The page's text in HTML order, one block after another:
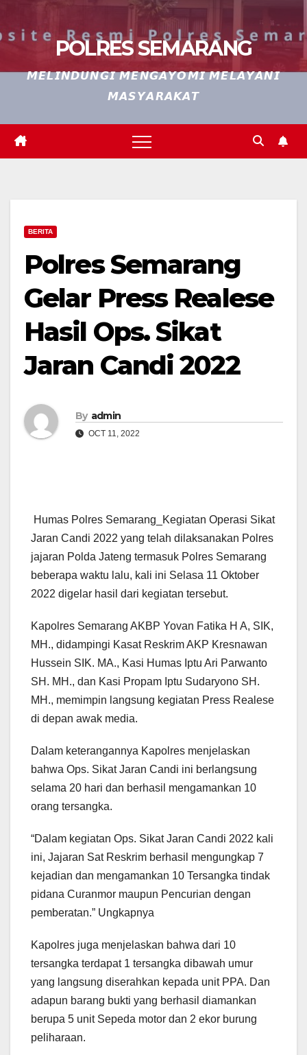
POLRES SEMARANG
𝙈𝙀𝙇𝙄𝙉𝘿𝙐𝙉𝙂𝙄 𝙈𝙀𝙉𝙂𝘼𝙔𝙊𝙈𝙄 𝙈𝙀𝙇𝘼𝙔𝘼𝙉𝙄
𝙈𝘼𝙎𝙔𝘼𝙍𝘼𝙆𝘼𝙏
BERITA
Polres Semarang
Gelar Press Realese
Hasil Ops. Sikat
Jaran Candi 2022
By admin
OCT 11, 2022
Humas Polres Semarang_Kegiatan Operasi Sikat
Jaran Candi 2022 yang telah dilaksanakan Polres
jajaran Polda Jateng termasuk Polres Semarang
beberapa waktu lalu, kali ini Selasa 11 Oktober
2022 digelar hasil dari kegiatan tersebut.
Kapolres Semarang AKBP Yovan Fatika H A, SIK,
MH., didampingi Kasat Reskrim AKP Kresnawan
Hussein SIK. MA., Kasi Humas Iptu Ari Parwanto
SH. MH., dan Kasi Propam Iptu Sudaryono SH.
MH., memimpin langsung kegiatan Press Realese
di depan awak media.
Dalam keterangannya Kapolres menjelaskan
bahwa Ops. Sikat Jaran Candi ini berlangsung
selama 20 hari dan berhasil mengamankan 10
orang tersangka.
“Dalam kegiatan Ops. Sikat Jaran Candi 2022 kali
ini, Jajaran Sat Reskrim berhasil mengungkap 7
kejadian dan mengamankan 10 Tersangka tindak
pidana Curanmor maupun Pencurian dengan
pemberatan.” Ungkapnya
Kapolres juga menjelaskan bahwa dari 10
tersangka terdapat 1 tersangka dibawah umur
yang langsung diserahkan kepada unit PPA. Dan
adapun barang bukti yang berhasil diamankan
berupa 5 unit Sepeda motor dan 2 ekor burung
peliharaan.